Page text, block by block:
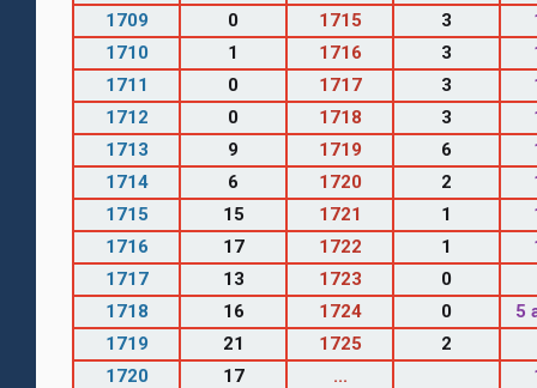
1709
0 1715 3
1710
1 1716 3
1711
0 1717 3
1712
0 1718 3
1713
9 1719 6
1714
6 1720 2
1715
15 1721 1
1716
17 1722 1
1717
13 1723
0
1718
16 1724 0
5
1719
21 1725
2
1720
17 ...